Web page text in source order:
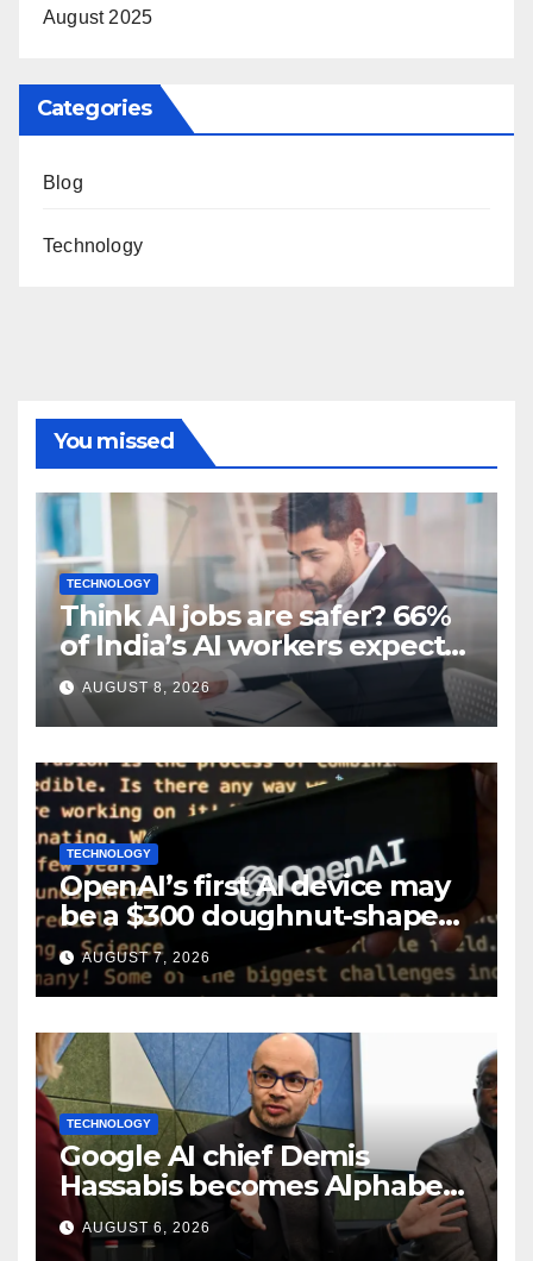
August 2025
Categories
Blog
Technology
You missed
TECHNOLOGY
Think AI jobs are safer? 66%
of India’s AI workers expect
layoffs
AUGUST 8, 2026
TECHNOLOGY
OpenAI’s first AI device may
be a $300 doughnut-shaped
smart speaker: Report
AUGUST 7, 2026
TECHNOLOGY
Google AI chief Demis
Hassabis becomes Alphabet
chief scientist in leadership
shakeup
AUGUST 6, 2026